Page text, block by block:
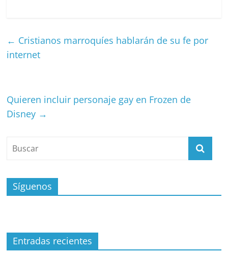
← Cristianos marroquíes hablarán de su fe por
internet
Quieren incluir personaje gay en Frozen de
Disney →
Síguenos
Entradas recientes